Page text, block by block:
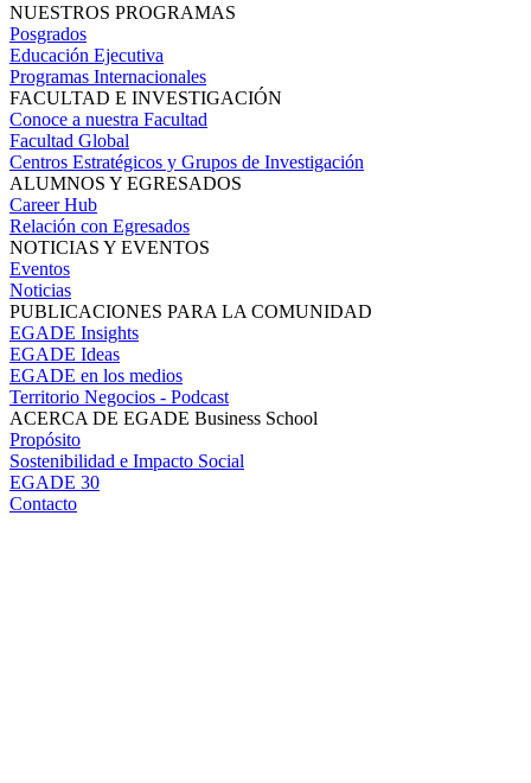
NUESTROS PROGRAMAS
Posgrados
Educación Ejecutiva
Programas Internacionales
FACULTAD E INVESTIGACIÓN
Conoce a nuestra Facultad
Facultad Global
Centros Estratégicos y Grupos de Investigación
ALUMNOS Y EGRESADOS
Career Hub
Relación con Egresados
NOTICIAS Y EVENTOS
Eventos
Noticias
PUBLICACIONES PARA LA COMUNIDAD
EGADE Insights
EGADE Ideas
EGADE en los medios
Territorio Negocios - Podcast
ACERCA DE EGADE Business School
Propósito
Sostenibilidad e Impacto Social
EGADE 30
Contacto